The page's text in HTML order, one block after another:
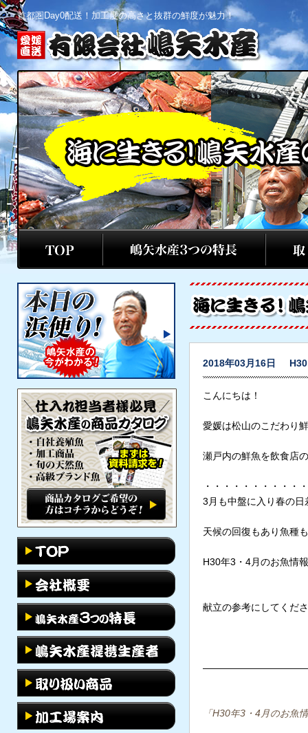
首都圏Day0配送！加工度の高さと抜群の鮮度が魅力！
2018年03月16日
こんにちは！
愛媛は松山のこだわり
瀬戸内の鮮魚を飲食店
・・・・・・・・・・
3月も中盤に入り春の
天候の回復もあり魚種
H30年3・4月のお魚情
献立の参考にしてくだ
「 H30年3・4月のお魚